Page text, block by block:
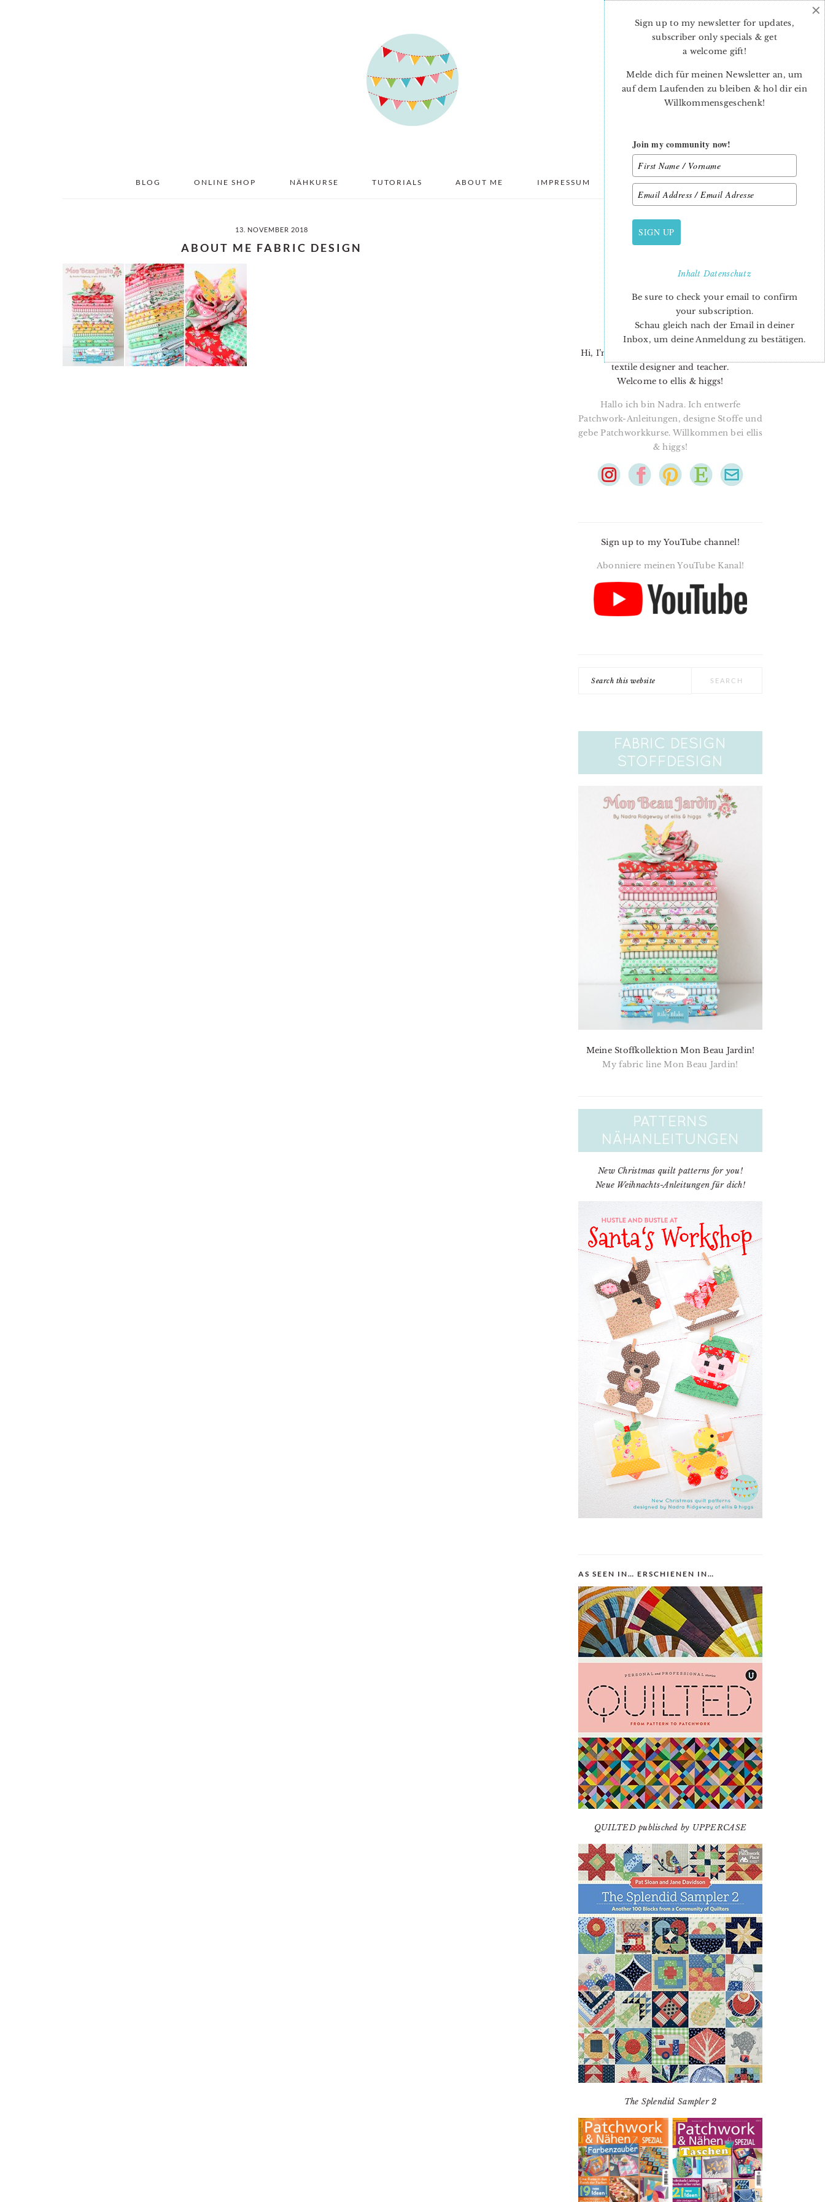
BLOG ONLINE SHOP NÄHKURSE TUTORIALS ABOUT ME IMPRESSUM DATENSCHUTZ
13. NOVEMBER 2018
ABOUT ME FABRIC DESIGN
PRIMARY
SIDEBAR
Hi, I’m Nadra. I’m a quilt pattern designer,
textile designer and teacher.
Welcome to ellis & higgs!
Hallo ich bin Nadra. Ich entwerfe
Patchwork-Anleitungen, designe Stoffe und
gebe Patchworkkurse. Willkommen bei ellis
& higgs!
Sign up to my YouTube channel!
Abonniere meinen YouTube Kanal!
Meine Stoffkollektion Mon Beau Jardin!
My fabric line Mon Beau Jardin!
New Christmas quilt patterns for you!
Neue Weihnachts-Anleitungen für dich!
AS SEEN IN… ERSCHIENEN IN…
QUILTED publisched by UPPERCASE
The Splendid Sampler 2
Sign up to my newsletter for updates,
subscriber only specials & get
a welcome gift!
Melde dich für meinen Newsletter an, um
auf dem Laufenden zu bleiben & hol dir ein
Willkommensgeschenk!
Join my community now!
SIGN UP
InhaltDatenschutz
Be sure to check your email to confirm
your subscription.
Schau gleich nach der Email in deiner
Inbox, um deine Anmeldung zu bestätigen.
×